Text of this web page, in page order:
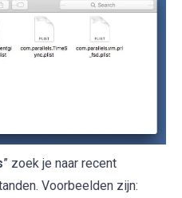
” zoek je naar recent
Voorbeelden zijn: